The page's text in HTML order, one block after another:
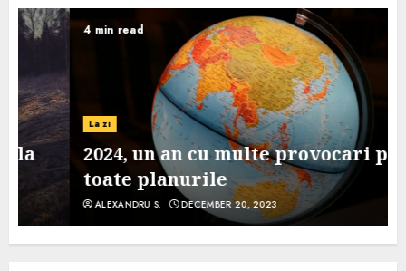
4 min read
La zi
2024, un an cu multe provocari pe
toate planurile
ALEXANDRU S. DECEMBER 20, 2023